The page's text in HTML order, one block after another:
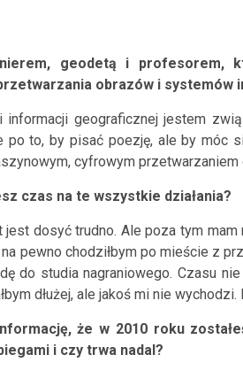
geodetą i profesorem,
obrazów i systemów
informacji geograficznej jestem
po to, by pisać poezję, ale by móc
cyfrowym
czas na te wszystkie działania?
jest dosyć trudno. Ale poza tym
pewno chodziłbym po mieście z
do studia nagraniowego. Czasu
dłużej, ale jakoś mi nie
że w 2010 roku
i czy trwa nadal?